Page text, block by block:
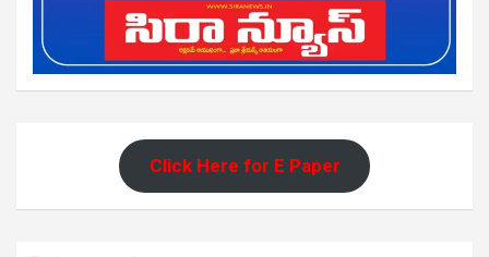
Click Here for E Paper